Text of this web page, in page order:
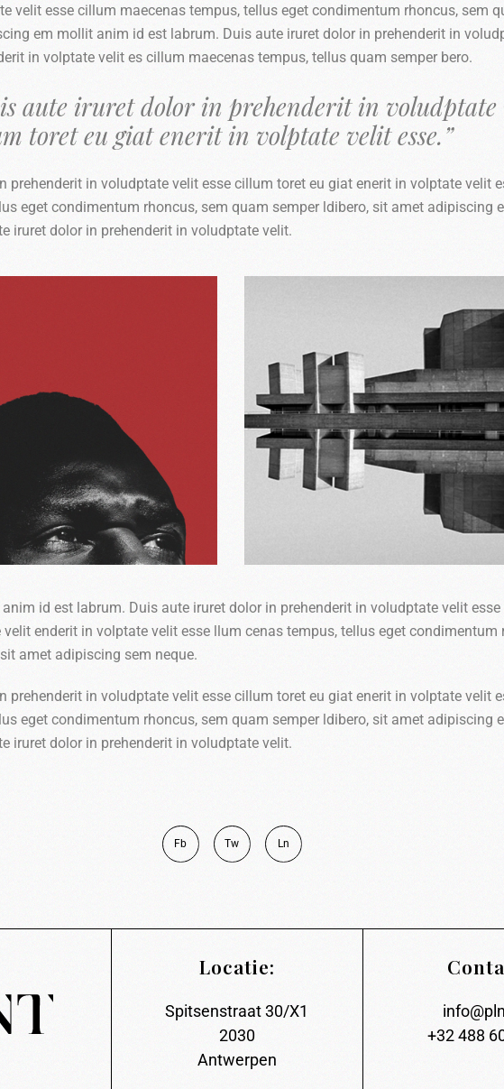
velit esse cillum maecenas tempus, tellus eget condimentum rhoncus, sem
em mollit anim id est labrum. Duis aute iruret dolor in prehenderit in
in volptate velit es cillum maecenas tempus, tellus quam semper bero.
aute iruret dolor in prehenderit in voludptate
toret eu giat enerit in volptate velit esse.”
prehenderit in voludptate velit esse cillum toret eu giat enerit in volptate velit
eget condimentum rhoncus, sem quam semper ldibero, sit amet adipiscing
iruret dolor in prehenderit in voludptate velit.
id est labrum. Duis aute iruret dolor in prehenderit in voludptate velit
enderit in volptate velit esse llum cenas tempus, tellus eget condimentum
amet adipiscing sem neque.
prehenderit in voludptate velit esse cillum toret eu giat enerit in volptate velit
eget condimentum rhoncus, sem quam semper ldibero, sit amet adipiscing
iruret dolor in prehenderit in voludptate velit.
Fb Tw Ln
Locatie:
Spitsenstraat 30/X1
2030
Antwerpen
+32 488